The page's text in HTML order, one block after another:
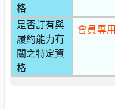
格
是否訂有與
履約能力有
關之特定資
格
會員專用